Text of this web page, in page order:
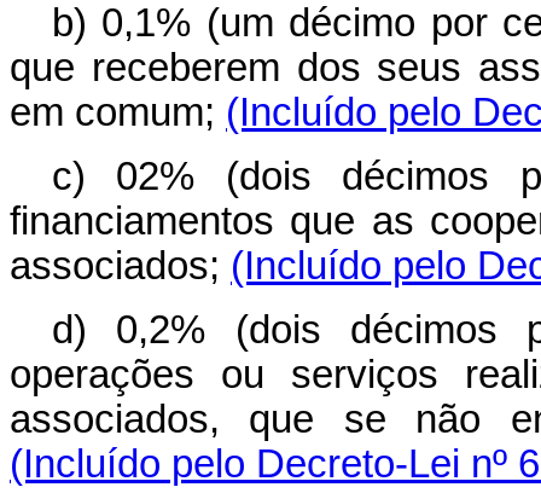
b) 0,1% (um décimo por
que receberem dos seus
em comum; (Incluído pelo
c) 02% (dois décimos
financiamentos que as
associados; (Incluído pelo
d) 0,2% (dois décimos
operações ou serviços
associados, que se não
(Incluído pelo Decreto-Lei nº